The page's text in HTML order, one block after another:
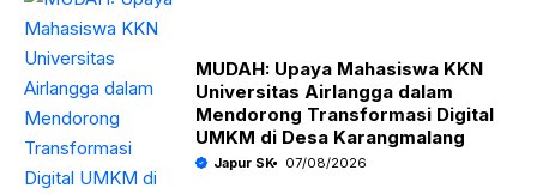
MUDAH: Upaya Mahasiswa KKN
Universitas Airlangga dalam
Mendorong Transformasi Digital
UMKM di Desa Karangmalang
Japur SK 07/08/2026